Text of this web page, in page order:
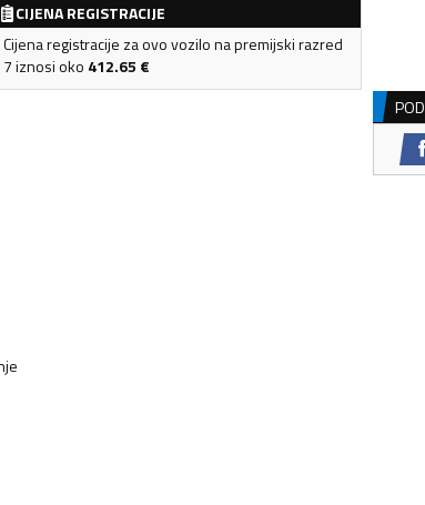
CIJENA REGISTRACIJE
Cijena registracije za ovo vozilo na premijski razred
7 iznosi oko 412.65 €